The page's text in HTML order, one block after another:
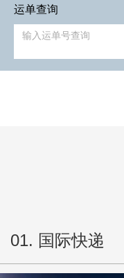
运单查询
01. 国际快递